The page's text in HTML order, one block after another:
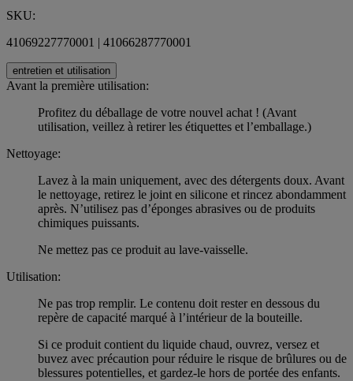
SKU:
41069227770001 | 41066287770001
entretien et utilisation
Avant la première utilisation:
Profitez du déballage de votre nouvel achat ! (Avant
utilisation, veillez à retirer les étiquettes et l’emballage.)
Nettoyage:
Lavez à la main uniquement, avec des détergents doux. Avant
le nettoyage, retirez le joint en silicone et rincez abondamment
après. N’utilisez pas d’éponges abrasives ou de produits
chimiques puissants.
Ne mettez pas ce produit au lave-vaisselle.
Utilisation:
Ne pas trop remplir. Le contenu doit rester en dessous du
repère de capacité marqué à l’intérieur de la bouteille.
Si ce produit contient du liquide chaud, ouvrez, versez et
buvez avec précaution pour réduire le risque de brûlures ou de
blessures potentielles, et gardez-le hors de portée des enfants.